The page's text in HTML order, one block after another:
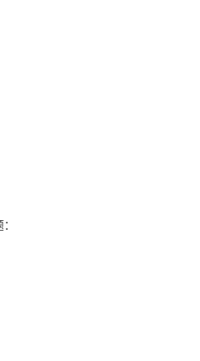
：